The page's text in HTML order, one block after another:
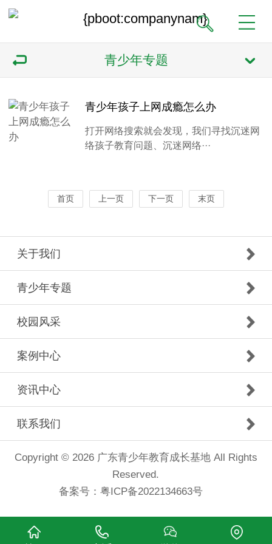
青少年专题
青少年孩子上网成瘾怎么办
打开网络搜索就会发现，我们寻找沉迷网
络孩子教育问题、沉迷网络···
首页 上一页 下一页 末页
关于我们
青少年专题
校园风采
案例中心
资讯中心
联系我们
Copyright © 2026 广东青少年教育成长基地 All Rights
Reserved.
备案号： 粤ICP备2022134663号